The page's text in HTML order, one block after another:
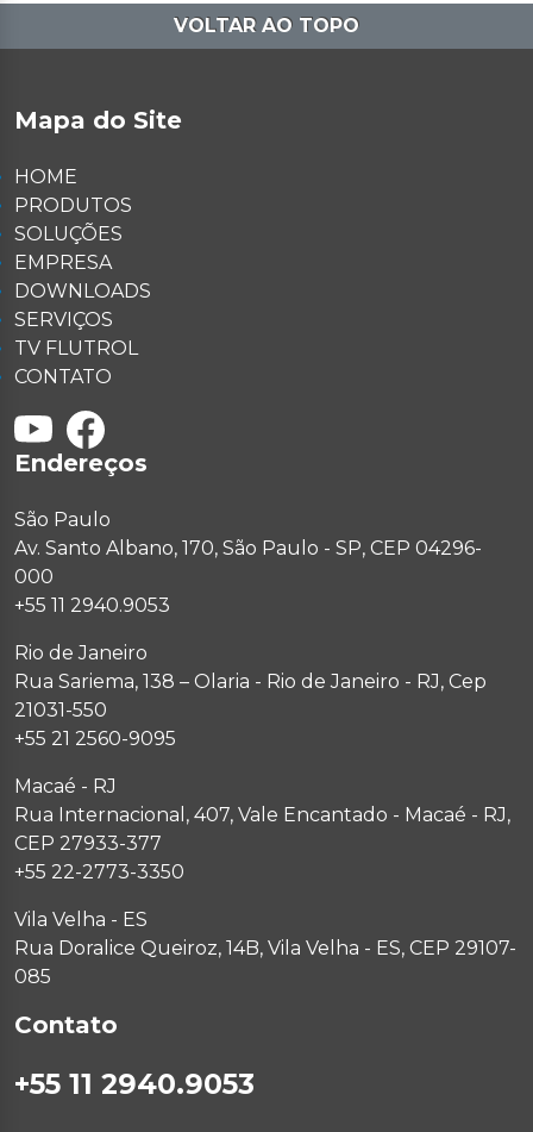
VOLTAR AO TOPO
Mapa do Site
HOME
PRODUTOS
SOLUÇÕES
EMPRESA
DOWNLOADS
SERVIÇOS
TV FLUTROL
CONTATO
Endereços
São Paulo
Av. Santo Albano, 170, São Paulo - SP, CEP 04296-
000
+55 11 2940.9053
Rio de Janeiro
Rua Sariema, 138 – Olaria - Rio de Janeiro - RJ, Cep
21031-550
+55 21 2560-9095
Macaé - RJ
Rua Internacional, 407, Vale Encantado - Macaé - RJ,
CEP 27933-377
+55 22-2773-3350
Vila Velha - ES
Rua Doralice Queiroz, 14B, Vila Velha - ES, CEP 29107-
085
Contato
+55 11 2940.9053